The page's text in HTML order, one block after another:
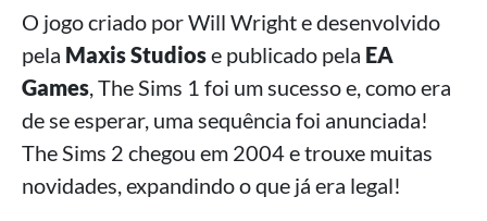
O jogo criado por Will Wright e desenvolvido
pela Maxis Studiose publicado pela EA
Games, The Sims 1 foi um sucesso e, como era
de se esperar, uma sequência foi anunciada!
The Sims 2 chegou em 2004 e trouxe muitas
novidades, expandindo o que já era legal!